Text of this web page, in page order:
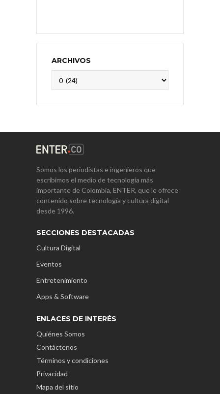
ARCHIVOS
Somos los periodistas e ingenieros que
escribimos el medio de tecnología más
importante de Colombia, ENTER, que le ofrece
contenido sobre tecnología y cultura digital
desde 1996.
SECCIONES DESTACADAS
Cultura Digital
Eventos
Entretenimiento
Apps & Software
ENLACES DE INTERÉS
Quiénes Somos
Contáctenos
Términos y condiciones
Privacidad
Mapa del sitio